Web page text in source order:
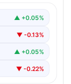
önemli bir
▲ +0.05%
▼ -0.13%
▲ +0.05%
▼ -0.22%